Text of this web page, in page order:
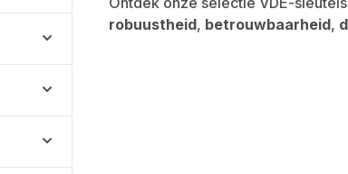
robuustheid, betrouwbaarheid,